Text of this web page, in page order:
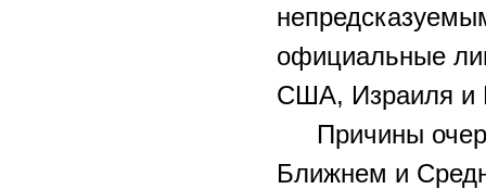
официальные
США, Израиля и
Причины
Ближнем и